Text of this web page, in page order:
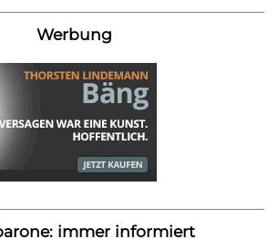
Werbung
immer informiert